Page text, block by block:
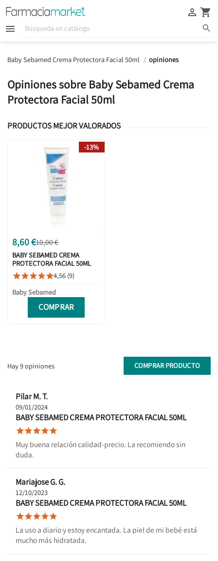
  
 
Baby Sebamed Crema Protectora Facial 50ml opiniones
Opiniones sobre Baby Sebamed Crema
Protectora Facial 50ml
PRODUCTOS MEJOR VALORADOS
8,60 €10,00 €
BABY SEBAMED CREMA
PROTECTORA FACIAL 50ML
4,56 (9)
Baby Sebamed
COMPRAR
-13%
Hay 9 opiniones COMPRAR PRODUCTO
Pilar M. T.
09/01/2024
BABY SEBAMED CREMA PROTECTORA FACIAL 50ML

Muy buena relación calidad-precio. La recomiendo sin
duda.
Mariajose G. G.
12/10/2023
BABY SEBAMED CREMA PROTECTORA FACIAL 50ML

La uso a diario y estoy encantada. La piel de mi bebé está
mucho más hidratada.